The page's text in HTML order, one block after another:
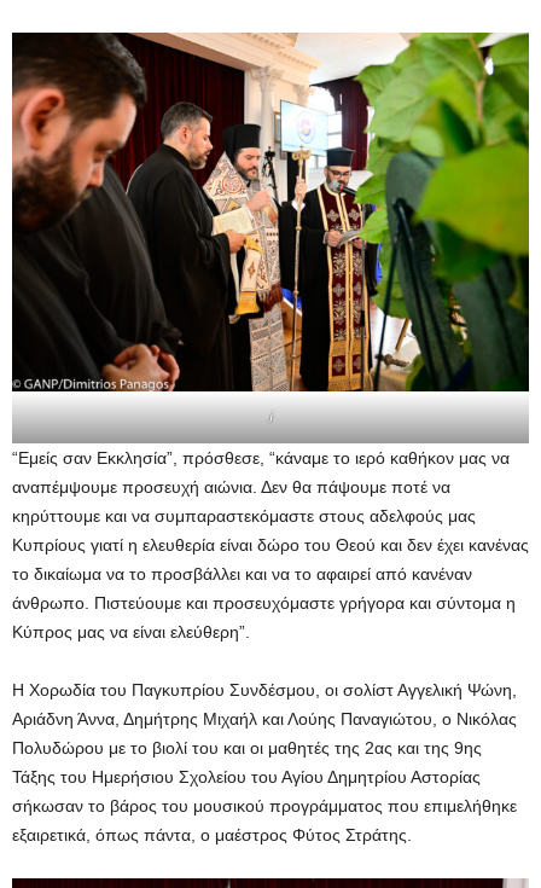
i
“Εμείς σαν Εκκλησία”, πρόσθεσε, “κάναμε το ιερό καθήκον μας να
αναπέμψουμε προσευχή αιώνια. Δεν θα πάψουμε ποτέ να
κηρύττουμε και να συμπαραστεκόμαστε στους αδελφούς μας
Κυπρίους γιατί η ελευθερία είναι δώρο του Θεού και δεν έχει κανένας
το δικαίωμα να το προσβάλλει και να το αφαιρεί από κανέναν
άνθρωπο. Πιστεύουμε και προσευχόμαστε γρήγορα και σύντομα η
Κύπρος μας να είναι ελεύθερη”.
Η Χορωδία του Παγκυπρίου Συνδέσμου, οι σολίστ Αγγελική Ψώνη,
Αριάδνη Άννα, Δημήτρης Μιχαήλ και Λούης Παναγιώτου, ο Νικόλας
Πολυδώρου με το βιολί του και οι μαθητές της 2ας και της 9ης
Τάξης του Ημερήσιου Σχολείου του Αγίου Δημητρίου Αστορίας
σήκωσαν το βάρος του μουσικού προγράμματος που επιμελήθηκε
εξαιρετικά, όπως πάντα, ο μαέστρος Φύτος Στράτης.